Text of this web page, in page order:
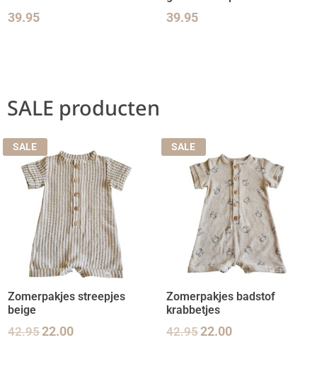
39.95 39.95
SALE producten
SALE
Zomerpakjes streepjes
beige
42.9522.00
SALE
Zomerpakjes badstof
krabbetjes
42.9522.00